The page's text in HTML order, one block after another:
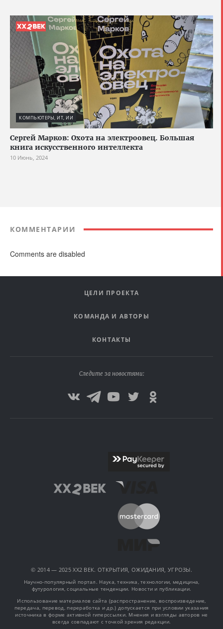
КОМПЬЮТЕРЫ, ИТ, ИИ
Сергей Марков: Охота на электроовец. Большая
книга искусственного интеллекта
10 Июнь, 2024
КОММЕНТАРИИ
Comments are disabled
ЦЕЛИ ПРОЕКТА
КОМАНДА И АВТОРЫ
КОНТАКТЫ
Следите за новостями:
© 2014 — 2025 XX2 ВЕК. ОТКРЫТИЯ, ОЖИДАНИЯ, УГРОЗЫ.
Научно-популярный портал. Наука, техника, технологии, медицина,
футурология, социальные тенденции. Новости и публикации.
Использование материалов сайта (распространение, воспроизведение,
передача, перевод, переработка и др.) допускается при условии указания
источника в форме активной гиперссылки. Мнения и взгляды авторов не
всегда совпадают с точкой зрения редакции.